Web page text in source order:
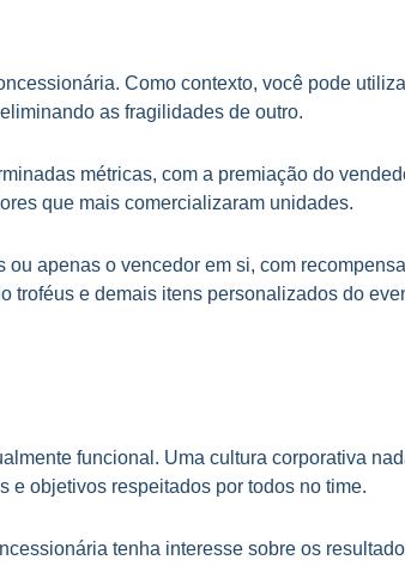
Como contexto, você pode
as fragilidades de outro.
métricas, com a premiação do
que mais comercializaram unidades.
apenas o vencedor em si, com
e demais itens personalizados do
funcional. Uma cultura corporativa
e objetivos respeitados por todos no time.
tenha interesse sobre os